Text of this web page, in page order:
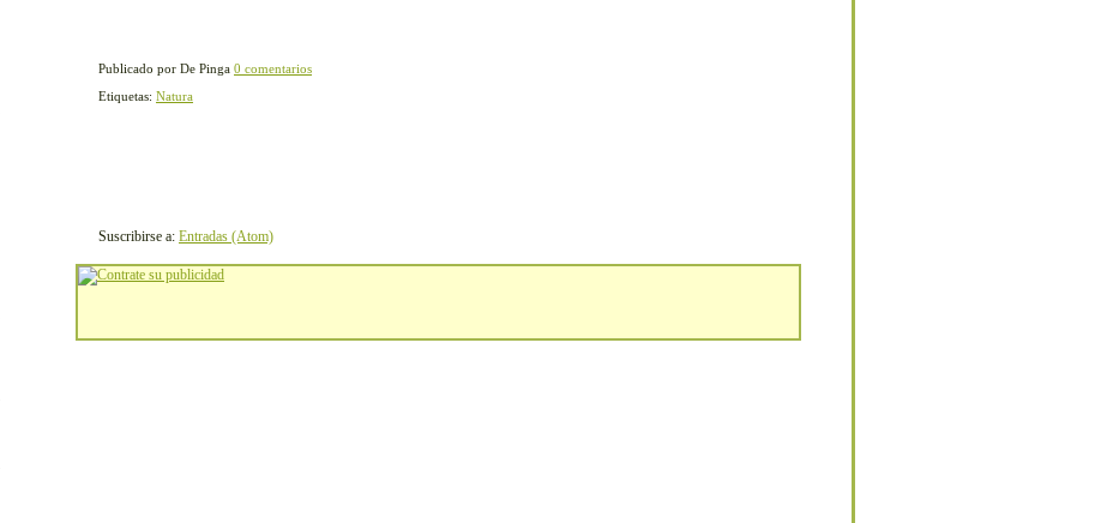
Publicado por De Pinga 0 comentarios
Etiquetas: Natura
Suscribirse a: Entradas (Atom)